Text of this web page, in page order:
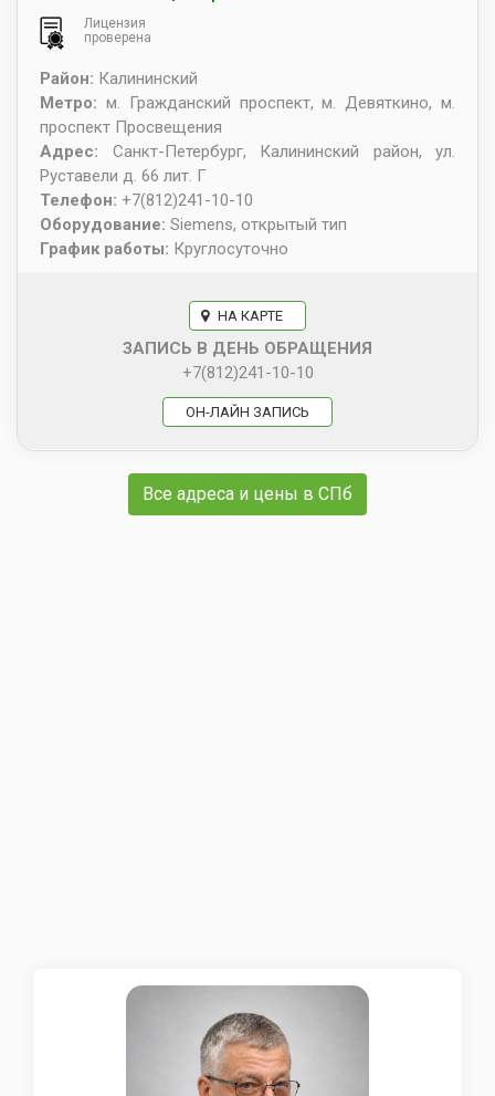
Лицензия
проверена
Район: Калининский
Метро: м. Гражданский проспект, м. Девяткино, м.
проспект Просвещения
Адрес: Санкт-Петербург, Калининский район, ул.
Руставели д. 66 лит. Г
Телефон: +7(812)241-10-10
Оборудование: Siemens, открытый тип
График работы: Круглосуточно
НА КАРТЕ
ЗАПИСЬ В ДЕНЬ ОБРАЩЕНИЯ
+7(812)241-10-10
ОН-ЛАЙН ЗАПИСЬ
Все адреса и цены в СПб